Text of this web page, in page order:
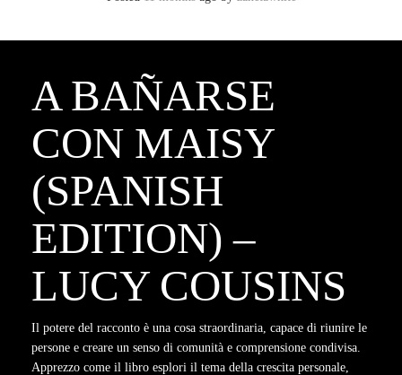
A BAÑARSE
CON MAISY
(SPANISH
EDITION) –
LUCY COUSINS
Il potere del racconto è una cosa straordinaria, capace di riunire le
persone e creare un senso di comunità e comprensione condivisa.
Apprezzo come il libro esplori il tema della crescita personale,